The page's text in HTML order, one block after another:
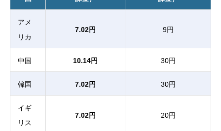
アメ
リカ
7.02円 9円
中国 10.14円 30円
韓国 7.02円 30円
イギ
リス
7.02円 20円